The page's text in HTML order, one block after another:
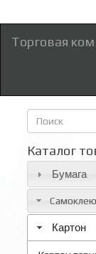
Торговая
Форма
поиска
Каталог
Бумага
Картон